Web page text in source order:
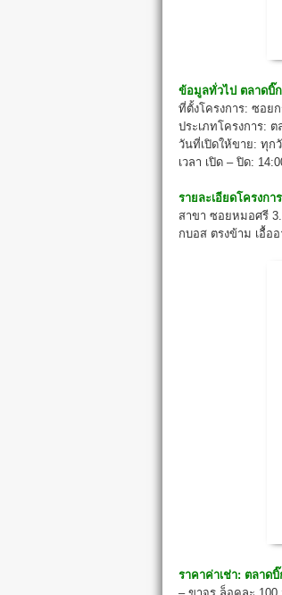
ข้อมูลทั่วไป ตลาดบิ๊
ที่ตั้งโครงการ: ซอย
ประเภทโครงการ:
วันที่เปิดให้ขาย: ทุก
เวลา เปิด – ปิด:
รายละเอียดโครงกา
สาขา ซอยหมอศรี
กบอส ตรงข้าม เอื้อ
ราคาค่าเช่า: ตลาด